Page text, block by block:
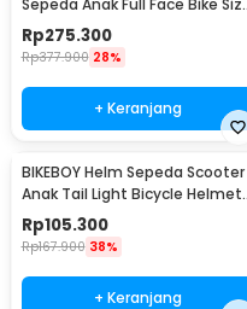
Sepeda Anak Full Face Bike
S - K20
Rp275.300
Rp377.900 28%
+ Keranjang
BIKEBOY Helm Sepeda Scooter
Anak Tail Light Bicycle Helmet
14 Air Vent - K10
Rp105.300
Rp167.900 38%
+ Keranjang